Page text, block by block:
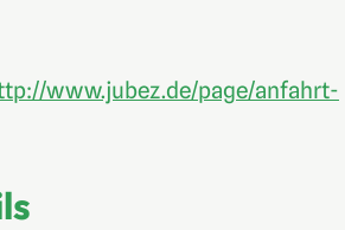
www.jubez.de/page/anfahrt-